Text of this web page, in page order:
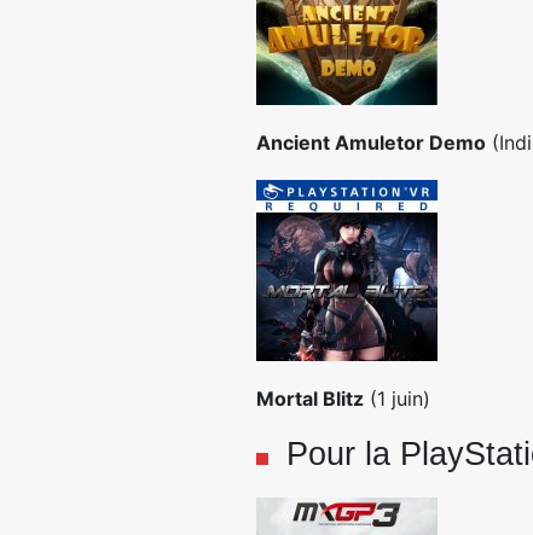
Ancient Amuletor Demo
Mortal Blitz (1 juin)
Pour la